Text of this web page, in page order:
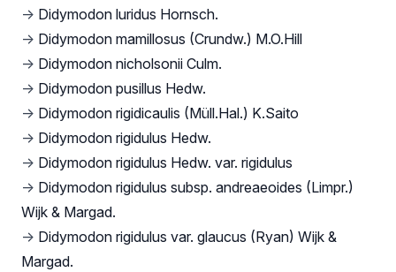
→ Didymodon luridus Hornsch.
→ Didymodon mamillosus (Crundw.) M.O.Hill
→ Didymodon nicholsonii Culm.
→ Didymodon pusillus Hedw.
→ Didymodon rigidicaulis (Müll.Hal.) K.Saito
→ Didymodon rigidulus Hedw.
→ Didymodon rigidulus Hedw. var. rigidulus
→ Didymodon rigidulus subsp. andreaeoides (Limpr.)
Wijk & Margad.
→ Didymodon rigidulus var. glaucus (Ryan) Wijk &
Margad.